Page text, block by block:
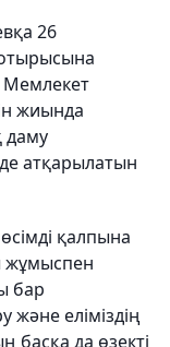
26
отырысына
жиында
даму
атқарылатын
қалпына
жұмыспен
бар
және еліміздің
басқа да өзекті